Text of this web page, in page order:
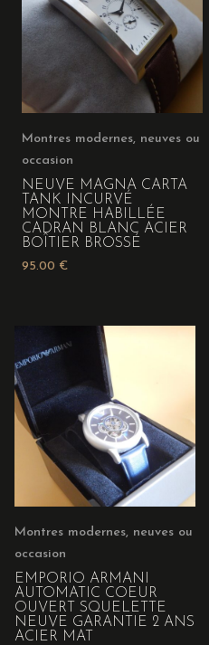
Montres modernes, neuves ou
occasion
NEUVE MAGNA CARTA
TANK INCURVÉ
MONTRE HABILLÉE
CADRAN BLANC ACIER
BOÎTIER BROSSÉ
95.00 €
Montres modernes, neuves ou
occasion
EMPORIO ARMANI
AUTOMATIC COEUR
OUVERT SQUELETTE
NEUVE GARANTIE 2 ANS
ACIER MAT